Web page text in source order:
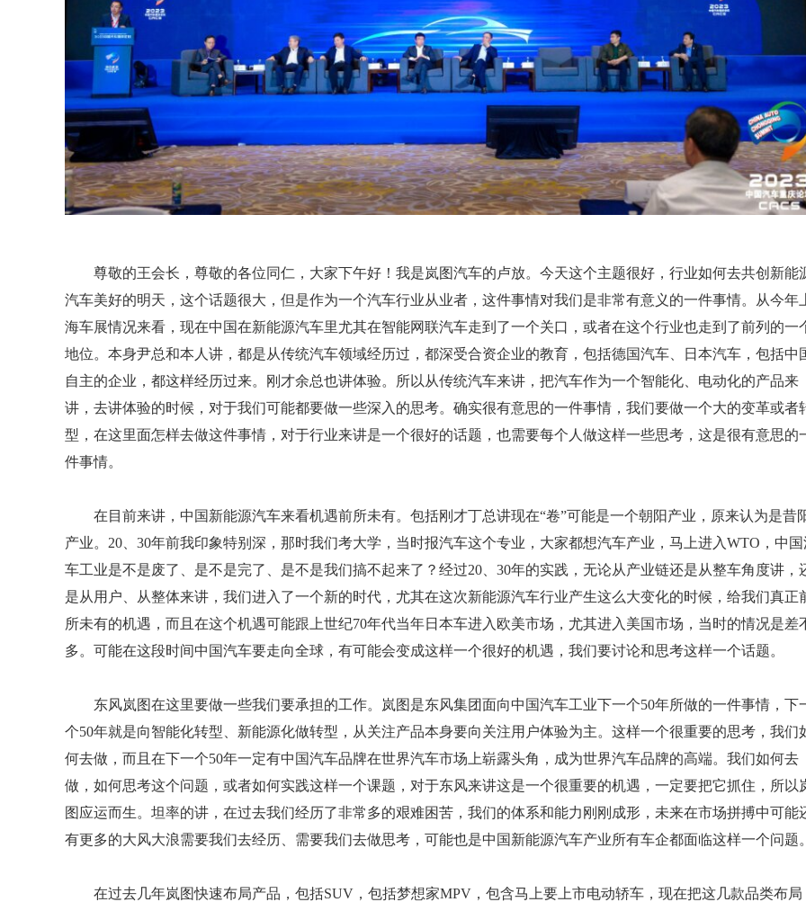
尊敬的王会长，尊敬的各位同仁，大家下午好！我是岚图汽车的卢放。今天这个主题很好，行业如何去共创新能
汽车美好的明天，这个话题很大，但是作为一个汽车行业从业者，这件事情对我们是非常有意义的一件事情。从今年
海车展情况来看，现在中国在新能源汽车里尤其在智能网联汽车走到了一个关口，或者在这个行业也走到了前列的一
地位。本身尹总和本人讲，都是从传统汽车领域经历过，都深受合资企业的教育，包括德国汽车、日本汽车，包括中
自主的企业，都这样经历过来。刚才余总也讲体验。所以从传统汽车来讲，把汽车作为一个智能化、电动化的产品来
讲，去讲体验的时候，对于我们可能都要做一些深入的思考。确实很有意思的一件事情，我们要做一个大的变革或者
型，在这里面怎样去做这件事情，对于行业来讲是一个很好的话题，也需要每个人做这样一些思考，这是很有意思的
件事情。
在目前来讲，中国新能源汽车来看机遇前所未有。包括刚才丁总讲现在“卷”可能是一个朝阳产业，原来认为是昔
产业。20、30年前我印象特别深，那时我们考大学，当时报汽车这个专业，大家都想汽车产业，马上进入WTO，中国
车工业是不是废了、是不是完了、是不是我们搞不起来了？经过20、30年的实践，无论从产业链还是从整车角度讲，
是从用户、从整体来讲，我们进入了一个新的时代，尤其在这次新能源汽车行业产生这么大变化的时候，给我们真正
所未有的机遇，而且在这个机遇可能跟上世纪70年代当年日本车进入欧美市场，尤其进入美国市场，当时的情况是差
多。可能在这段时间中国汽车要走向全球，有可能会变成这样一个很好的机遇，我们要讨论和思考这样一个话题。
东风岚图在这里要做一些我们要承担的工作。岚图是东风集团面向中国汽车工业下一个50年所做的一件事情，下
个50年就是向智能化转型、新能源化做转型，从关注产品本身要向关注用户体验为主。这样一个很重要的思考，我们
何去做，而且在下一个50年一定有中国汽车品牌在世界汽车市场上崭露头角，成为世界汽车品牌的高端。我们如何去
做，如何思考这个问题，或者如何实践这样一个课题，对于东风来讲这是一个很重要的机遇，一定要把它抓住，所以
图应运而生。坦率的讲，在过去我们经历了非常多的艰难困苦，我们的体系和能力刚刚成形，未来在市场拼搏中可能
有更多的大风大浪需要我们去经历、需要我们去做思考，可能也是中国新能源汽车产业所有车企都面临这样一个问题。
在过去几年岚图快速布局产品，包括SUV，包括梦想家MPV，包含马上要上市电动轿车，现在把这几款品类布局